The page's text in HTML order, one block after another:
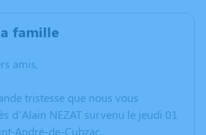
famille
amis,
tristesse que nous vous
d’Alain NEZAT survenu le jeudi 01
André-de-Cubzac.